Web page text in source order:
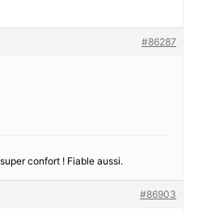
#86287
confort ! Fiable aussi.
#86903